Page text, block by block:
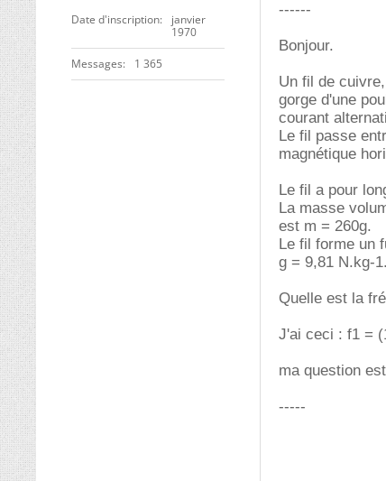
Date d'inscription
janvier
1970
Messages 1 365
------
Bonjour.
Un fil de
gorge d'une
courant
Le fil passe
magnétique
Le fil a pour
La masse
est m = 260g.
Le fil forme un
g = 9,81 N.kg-1.
Quelle est la
J'ai ceci : f1 =
ma question
-----